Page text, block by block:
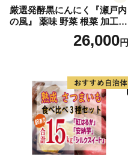
厳選発酵黒にんにく『瀬戸内
の風』 薬味 野菜 根菜 加工食
26,000円